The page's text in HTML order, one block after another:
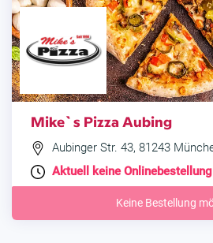
Mike`s Pizza Aubing
Aubinger Str. 43, 81243
Aktuell keine
Keine Bestellung